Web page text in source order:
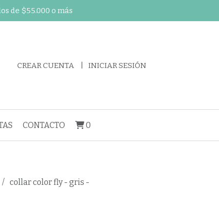
de $55.000 o más
CREAR CUENTA INICIAR SESIÓN
CONTACTO 0
collar color fly - gris -